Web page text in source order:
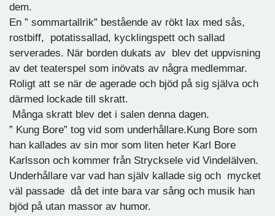
dem.
En ” sommartallrik” bestående av rökt lax med sås,
rostbiff, potatissallad, kycklingspett och sallad
serverades. När borden dukats av blev det uppvisning
av det teaterspel som inövats av några medlemmar.
Roligt att se när de agerade och bjöd på sig själva och
därmed lockade till skratt.
Många skratt blev det i salen denna dagen.
” Kung Bore” tog vid som underhållare.Kung Bore som
han kallades av sin mor som liten heter Karl Bore
Karlsson och kommer från Strycksele vid Vindelälven.
Underhållare var vad han själv kallade sig och mycket
väl passade då det inte bara var sång och musik han
bjöd på utan massor av humor.